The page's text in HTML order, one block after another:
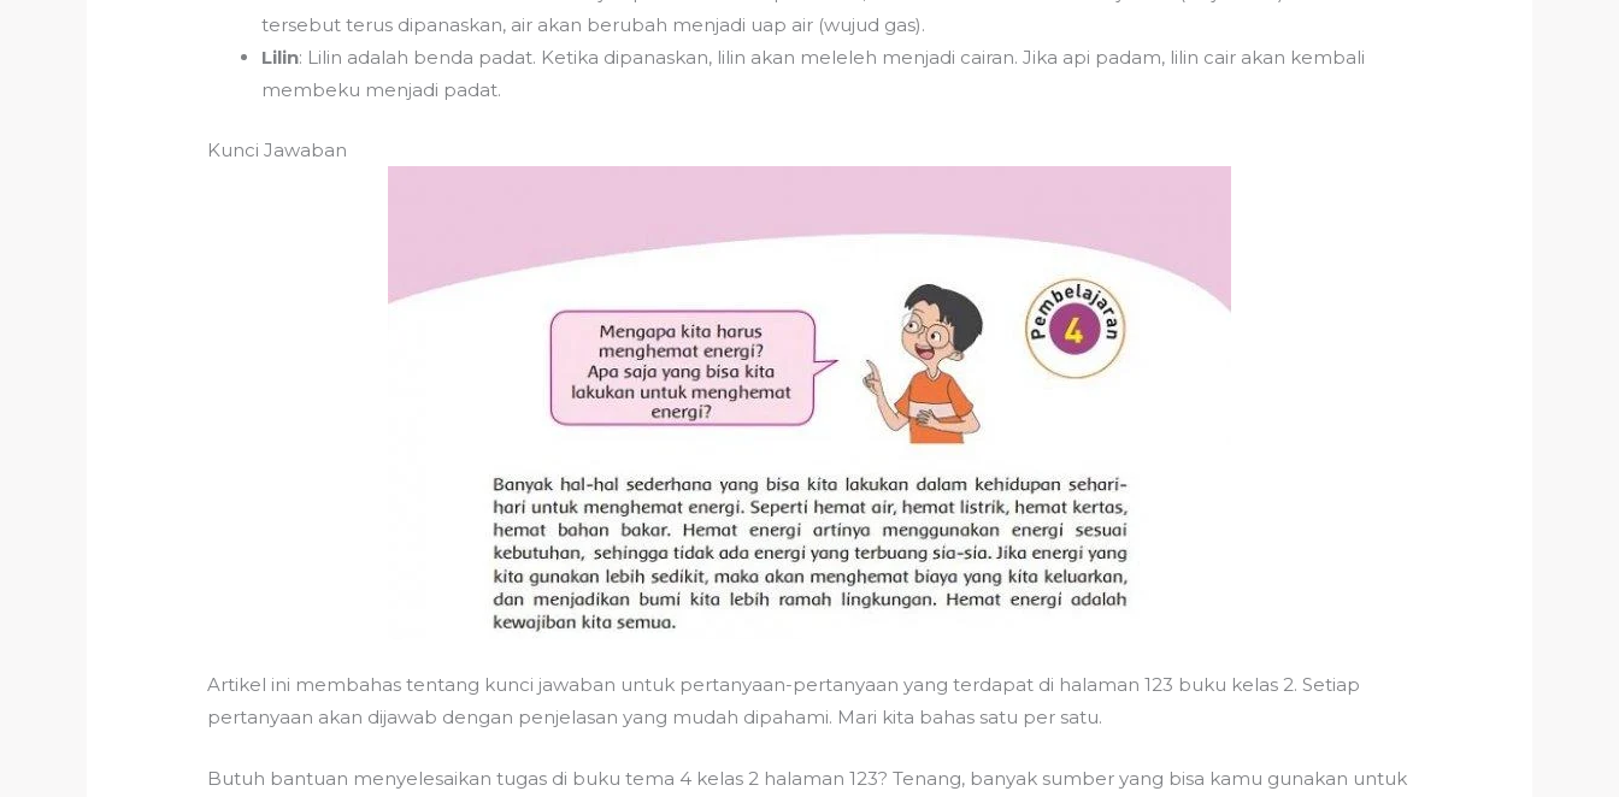
tersebut terus dipanaskan, air akan berubah menjadi uap air (wujud gas).
Lilin: Lilin adalah benda padat. Ketika dipanaskan, lilin akan meleleh menjadi cairan. Jika api padam, lilin cair akan kembali
membeku menjadi padat.
Kunci Jawaban
Artikel ini membahas tentang kunci jawaban untuk pertanyaan-pertanyaan yang terdapat di halaman 123 buku kelas 2. Setiap
pertanyaan akan dijawab dengan penjelasan yang mudah dipahami. Mari kita bahas satu per satu.
Butuh bantuan menyelesaikan tugas di buku tema 4 kelas 2 halaman 123? Tenang, banyak sumber yang bisa kamu gunakan untuk